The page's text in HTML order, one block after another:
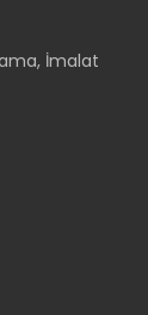
İmalat